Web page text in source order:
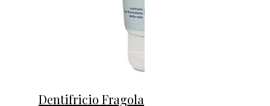
Dentifricio Fragola